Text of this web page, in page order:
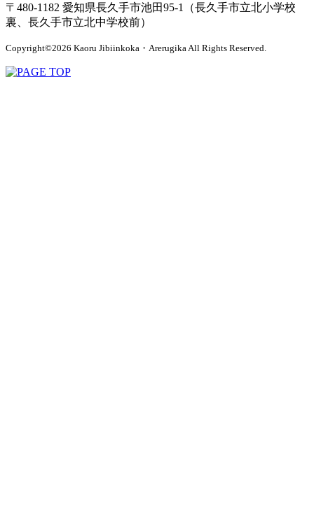
〒480-1182 愛知県長久手市池田95-1（長久手市立北小学校
裏、長久手市立北中学校前）
Copyright©2026 Kaoru Jibiinkoka・Arerugika All Rights Reserved.